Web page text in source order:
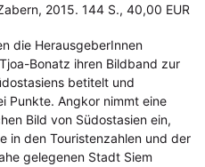
2015. 144 S., 40,00 EUR
die HerausgeberInnen
Bonatz ihren Bildband zur
betitelt und
Punkte. Angkor nimmt eine
Bild von Südostasien ein,
in den Touristenzahlen und der
gelegenen Stadt Siem